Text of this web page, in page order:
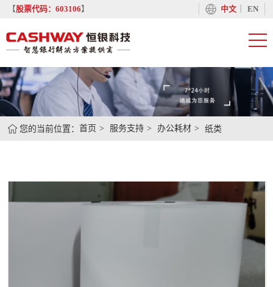
【股票代码：603106】 中文丨 EN
您的当前位置：首页 服务支持 办公耗材 纸类